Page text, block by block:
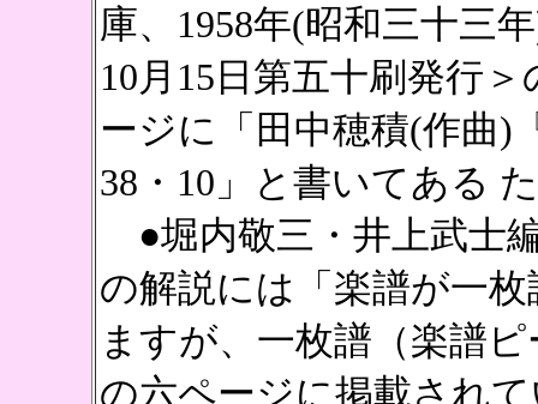
庫、1958年(昭和三十三
10月15日第五十刷発行
ージに「田中穂積(作曲)
38・10」と書いてある
●堀内敬三・井上武士
の解説には「楽譜が一
ますが、一枚譜（楽譜
の六ページに掲載され